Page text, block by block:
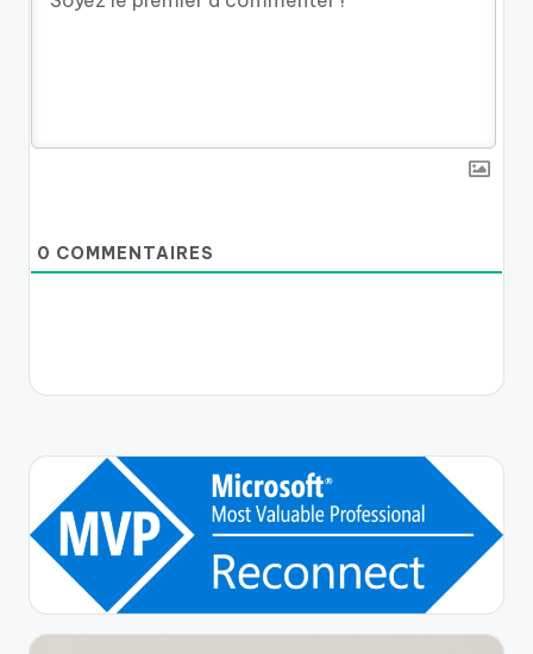
0 COMMENTAIRES